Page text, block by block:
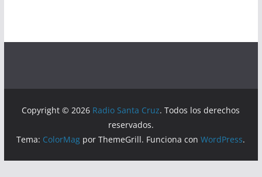
Copyright © 2026 Radio Santa Cruz. Todos los derechos
reservados.
Tema: ColorMag por ThemeGrill. Funciona conWordPress.